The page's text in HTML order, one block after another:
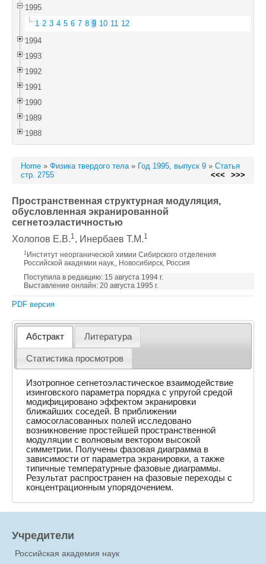
1995
1 2 3 4 5 6 7 8 9 10 11 12
1994
1993
1992
1991
1990
1989
1988
Home » Физика твердого тела» Год 1995, выпуск 9 » Статья
стр. 2755
<<< >>>
Пространственная структурная модуляция,
обусловленная экранированной
сегнетоэластичностью
Холопов Е.В.1, Инербаев Т.М.1
1 Институт неорганической химии Сибирского отделения
Российской академии наук,, Новосибирск, Россия
Поступила в редакцию: 15 августа 1994 г.
Выставление онлайн: 20 августа 1995 г.
PDF версия
Абстракт Литература
Статистика просмотров
Изотропное сегнетоэластическое взаимодействие
изинговского параметра порядка с упругой средой
модифицировано эффектом экранировки
ближайших соседей. В приближении
самосогласованных полей исследовано
возникновение простейшей пространственной
модуляции с волновым вектором высокой
симметрии. Получены фазовая диаграмма в
зависимости от параметра экранировки, а также
типичные температурные фазовые диаграммы.
Результат распространен на фазовые переходы с
концентрационным упорядочением.
Учредители
Российская академия наук